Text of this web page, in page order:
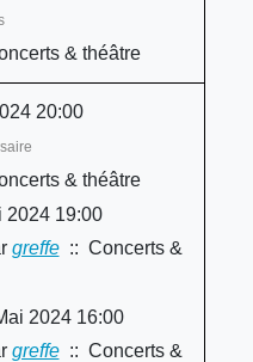
& théâtre
20:00
& théâtre
2024 19:00
greffe:: Concerts &
2024 16:00
greffe:: Concerts &